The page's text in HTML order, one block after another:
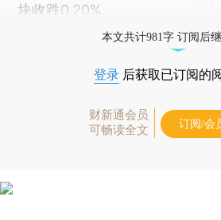
块收跌0.20%。
本文共计981字 订阅后
登录 后获取已订阅的
财新通会员
可畅读全文
订阅/会